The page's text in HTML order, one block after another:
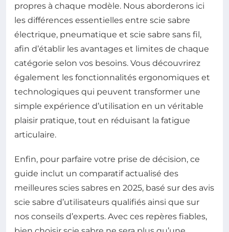
propres à chaque modèle. Nous aborderons ici
les différences essentielles entre scie sabre
électrique, pneumatique et scie sabre sans fil,
afin d’établir les avantages et limites de chaque
catégorie selon vos besoins. Vous découvrirez
également les fonctionnalités ergonomiques et
technologiques qui peuvent transformer une
simple expérience d’utilisation en un véritable
plaisir pratique, tout en réduisant la fatigue
articulaire.
Enfin, pour parfaire votre prise de décision, ce
guide inclut un comparatif actualisé des
meilleures scies sabres en 2025, basé sur des avis
scie sabre d’utilisateurs qualifiés ainsi que sur
nos conseils d’experts. Avec ces repères fiables,